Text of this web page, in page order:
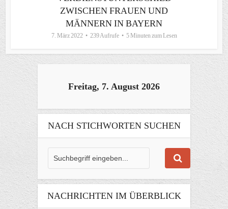
ZWISCHEN FRAUEN UND
MÄNNERN IN BAYERN
7. März 2022 239 Aufrufe 5 Minuten zum Lesen
Freitag, 7. August 2026
NACH STICHWORTEN SUCHEN
NACHRICHTEN IM ÜBERBLICK